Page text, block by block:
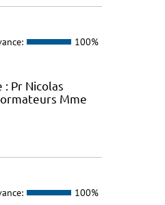
100%
: Pr Nicolas
Mme
100%